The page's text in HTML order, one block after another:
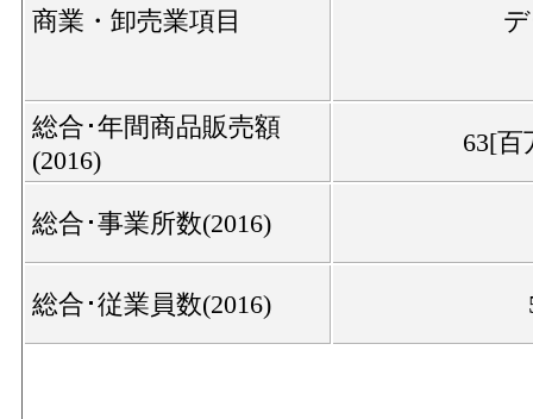
商業・卸売業項目
総合･年間商品販売額
(2016)
63[百
総合･事業所数(2016)
総合･従業員数(2016)